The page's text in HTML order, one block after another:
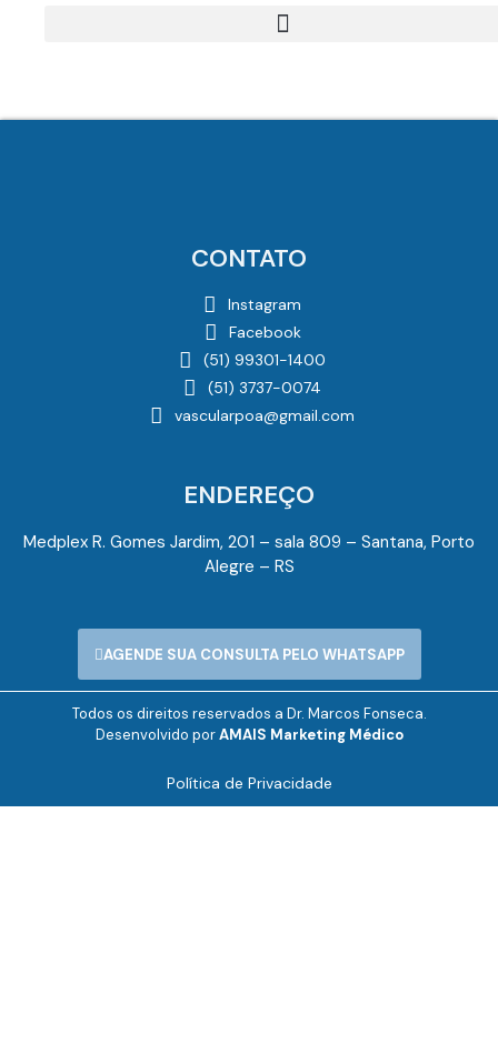
CONTATO
Instagram
Facebook
(51) 99301-1400
(51) 3737-0074
vascularpoa@gmail.com
ENDEREÇO
Medplex R. Gomes Jardim, 201 – sala 809 – Santana, Porto
Alegre – RS
AGENDE SUA CONSULTA PELO WHATSAPP
Todos os direitos reservados a Dr. Marcos Fonseca.
Desenvolvido porAMAIS Marketing Médico
Política de Privacidade